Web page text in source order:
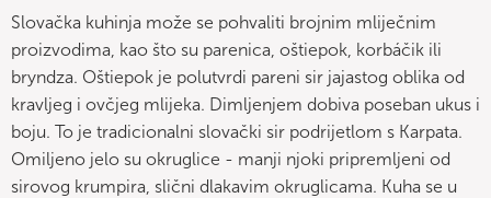
Slovačka kuhinja može se pohvaliti brojnim mliječnim
proizvodima, kao što su parenica, oštiepok, korbáčik ili
bryndza. Oštiepok je polutvrdi pareni sir jajastog oblika od
kravljeg i ovčjeg mlijeka. Dimljenjem dobiva poseban ukus i
boju. To je tradicionalni slovački sir podrijetlom s Karpata.
Omiljeno jelo su okruglice - manji njoki pripremljeni od
sirovog krumpira, slični dlakavim okruglicama. Kuha se u